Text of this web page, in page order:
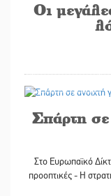
Οι
Σπάρτη σε
Στο Ευρωπαϊκό
προοπτικές - Η